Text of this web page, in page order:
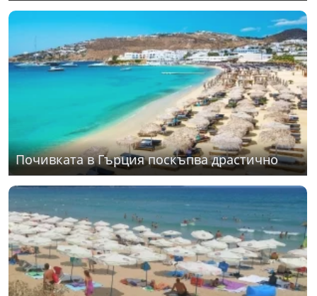
Почивката в Гърция поскъпва драстично